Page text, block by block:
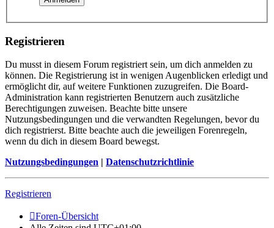
Registrieren
Du musst in diesem Forum registriert sein, um dich anmelden zu
können. Die Registrierung ist in wenigen Augenblicken erledigt und
ermöglicht dir, auf weitere Funktionen zuzugreifen. Die Board-
Administration kann registrierten Benutzern auch zusätzliche
Berechtigungen zuweisen. Beachte bitte unsere
Nutzungsbedingungen und die verwandten Regelungen, bevor du
dich registrierst. Bitte beachte auch die jeweiligen Forenregeln,
wenn du dich in diesem Board bewegst.
Nutzungsbedingungen | Datenschutzrichtlinie
Registrieren
Foren-Übersicht